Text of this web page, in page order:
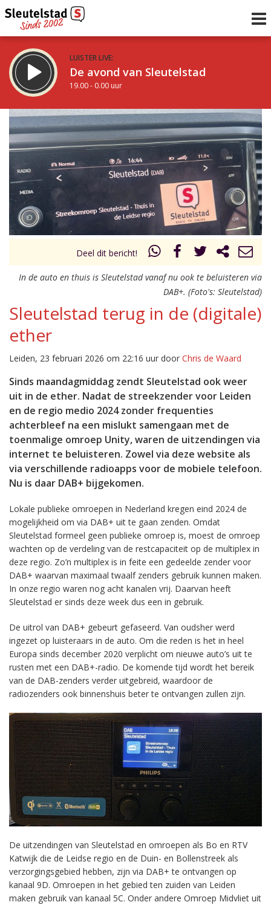
LUISTER LIVE:
De avond van Sleutelstad
19.00 - 0.00 uur
STRAKS:
De nacht van Sleutelstad
0.00 - 6.00 uur
Vorig uur
uur 1 van 0 Volgend uur
Deel dit bericht!
In de auto en thuis is Sleutelstad vanaf nu ook te beluisteren via
DAB+. (Foto's: Sleutelstad)
Sleutelstad terug in de (digitale)
ether
Leiden, 23 februari 2026 om 22:16 uur door Chris de Waard
Sinds maandagmiddag zendt Sleutelstad ook weer
uit in de ether. Nadat de streekzender voor Leiden
en de regio medio 2024 zonder frequenties
achterbleef na een mislukt samengaan met de
toenmalige omroep Unity, waren de uitzendingen via
internet te beluisteren. Zowel via deze website als
via verschillende radioapps voor de mobiele telefoon.
Nu is daar DAB+ bijgekomen.
Lokale publieke omroepen in Nederland kregen eind 2024 de
mogelijkheid om via DAB+ uit te gaan zenden. Omdat
Sleutelstad formeel geen publieke omroep is, moest de omroep
wachten op de verdeling van de restcapaciteit op de multiplex in
deze regio. Zo’n multiplex is in feite een gedeelde zender voor
DAB+ waarvan maximaal twaalf zenders gebruik kunnen maken.
In onze regio waren nog acht kanalen vrij. Daarvan heeft
Sleutelstad er sinds deze week dus een in gebruik.
De uitrol van DAB+ gebeurt gefaseerd. Van oudsher werd
ingezet op luisteraars in de auto. Om die reden is het in heel
Europa sinds december 2020 verplicht om nieuwe auto’s uit te
rusten met een DAB+-radio. De komende tijd wordt het bereik
van de DAB-zenders verder uitgebreid, waardoor de
radiozenders ook binnenshuis beter te ontvangen zullen zijn.
De uitzendingen van Sleutelstad en omroepen als Bo en RTV
Katwijk die de Leidse regio en de Duin- en Bollenstreek als
verzorgingsgebied hebben, zijn via DAB+ te ontvangen op
kanaal 9D. Omroepen in het gebied ten zuiden van Leiden
maken gebruik van kanaal 5C. Onder andere Omroep Midvliet uit